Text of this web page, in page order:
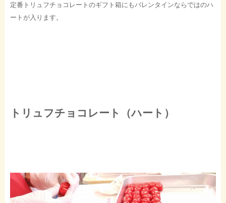
定番トリュフチョコレートのギフト箱にもバレンタインならではのハ
ートが入ります。
トリュフチョコレート（ハート）